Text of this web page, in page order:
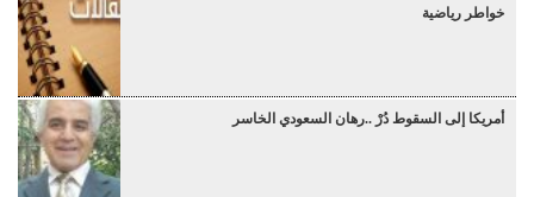
خواطر رياضية
أمريكا إلى السقوط دُرْ ..رهان السعودي الخاسر